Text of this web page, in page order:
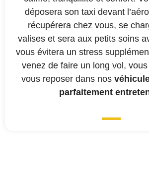
déposera son taxi devant
récupérera chez vous, se
valises et sera aux petits soins
vous évitera un stress
venez de faire un long vol,
vous reposer dans nos
parfaitement